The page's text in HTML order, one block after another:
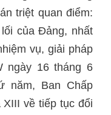
triệt quan điểm:
của Đảng, nhất
vụ, giải pháp
ngày 16 tháng 6
năm, Ban Chấp
về tiếp tục đổi